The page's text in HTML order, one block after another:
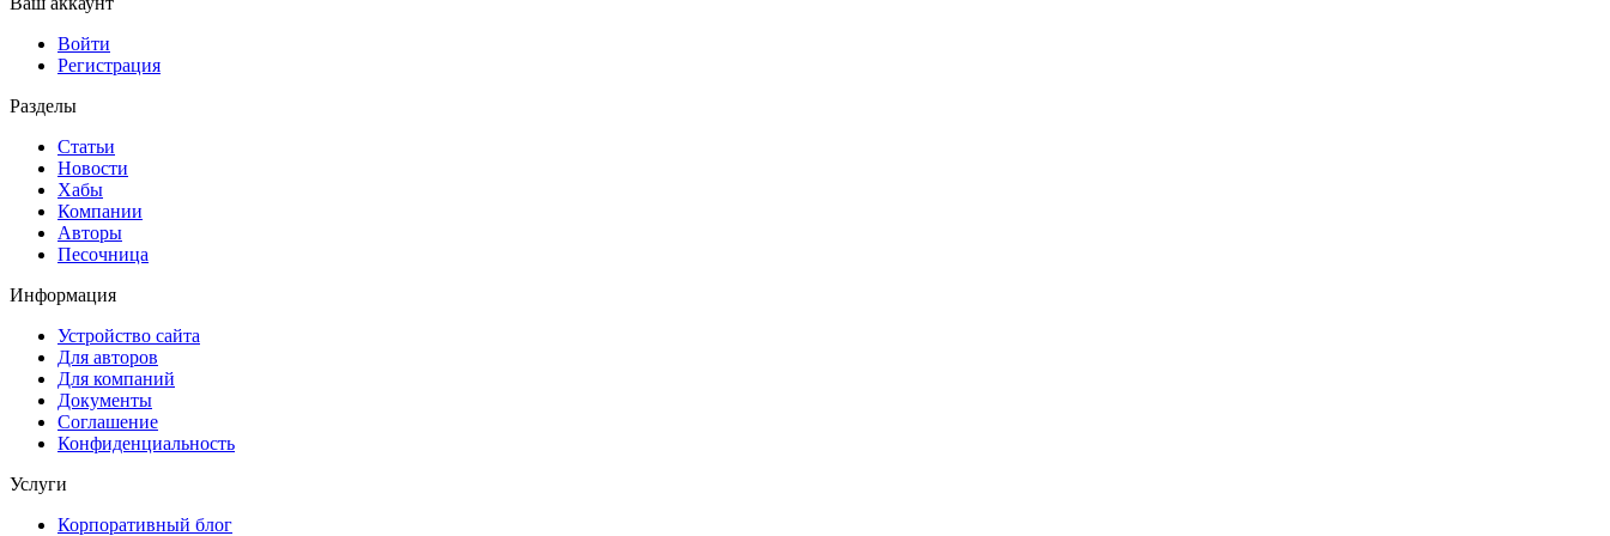
Войти
Регистрация
Разделы
Статьи
Новости
Хабы
Компании
Авторы
Песочница
Информация
Устройство сайта
Для авторов
Для компаний
Документы
Соглашение
Конфиденциальность
Услуги
Корпоративный блог